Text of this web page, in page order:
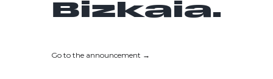
Bizkaia.
Go to the announcement →